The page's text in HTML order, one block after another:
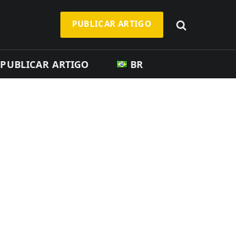
PUBLICAR ARTIGO
PUBLICAR ARTIGO BR